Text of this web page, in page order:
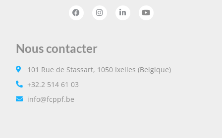
Nous contacter
101 Rue de Stassart, 1050 Ixelles (Belgique)
+32.2 514 61 03
info@fcppf.be